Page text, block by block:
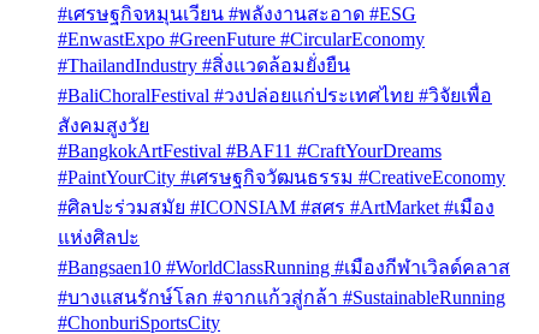
#เศรษฐกิจหมุนเวียน #พลังงานสะอาด #ESG
#EnwastExpo #GreenFuture #CircularEconomy
#ThailandIndustry #สิ่งแวดล้อมยั่งยืน
#BaliChoralFestival #วงปล่อยแก่ประเทศไทย #วิจัยเพื่อ
สังคมสูงวัย
#BangkokArtFestival #BAF11 #CraftYourDreams
#PaintYourCity #เศรษฐกิจวัฒนธรรม #CreativeEconomy
#ศิลปะร่วมสมัย #ICONSIAM #สศร #ArtMarket #เมือง
แห่งศิลปะ
#Bangsaen10 #WorldClassRunning #เมืองกีฬาเวิลด์คลาส
#บางแสนรักษ์โลก #จากแก้วสู่กล้า #SustainableRunning
#ChonburiSportsCity